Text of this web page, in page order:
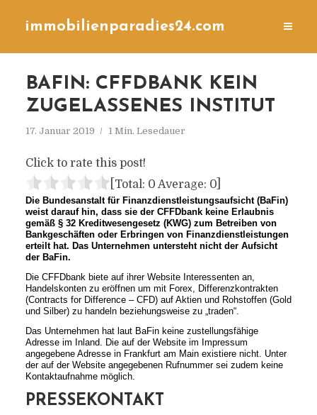
immobilienparadies24.com
BAFIN: CFFDBANK KEIN
ZUGELASSENES INSTITUT
17. Januar 2019 1 Min. Lesedauer
Click to rate this post!
[Total: 0 Average: 0]
Die Bundesanstalt für Finanzdienstleistungsaufsicht (BaFin)
weist darauf hin, dass sie der CFFDbank keine Erlaubnis
gemäß § 32 Kreditwesengesetz (KWG) zum Betreiben von
Bankgeschäften oder Erbringen von Finanzdienstleistungen
erteilt hat. Das Unternehmen untersteht nicht der Aufsicht
der BaFin.
Die CFFDbank biete auf ihrer Website Interessenten an,
Handelskonten zu eröffnen um mit Forex, Differenzkontrakten
(Contracts for Difference – CFD) auf Aktien und Rohstoffen (Gold
und Silber) zu handeln beziehungsweise zu „traden“.
Das Unternehmen hat laut BaFin keine zustellungsfähige
Adresse im Inland. Die auf der Website im Impressum
angegebene Adresse in Frankfurt am Main existiere nicht. Unter
der auf der Website angegebenen Rufnummer sei zudem keine
Kontaktaufnahme möglich.
PRESSEKONTAKT